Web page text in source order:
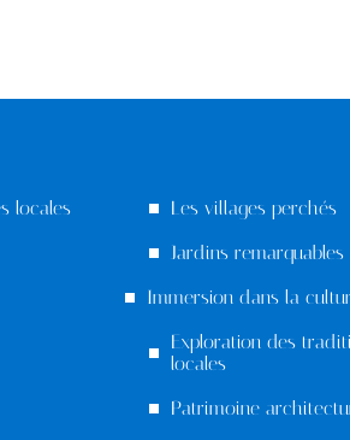
locales
Les villages perchés
Jardins remarquables
Immersion dans la
Exploration des
locales
Patrimoine